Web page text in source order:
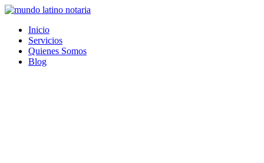
Saltar
contenido
Inicio
Servicios
Quienes Somos
Blog